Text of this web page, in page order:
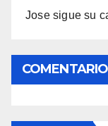
Jose sigue su